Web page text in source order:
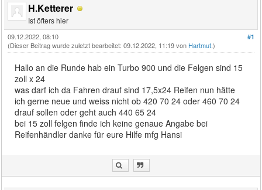
H.Ketterer
Ist öfters hier
#1
09.12.2022, 08:10
(Dieser Beitrag wurde zuletzt bearbeitet: 09.12.2022, 11:19 von Hartmut.)
Hallo an die Runde hab ein Turbo 900 und die Felgen sind 15
zoll x 24
was darf ich da Fahren drauf sind 17,5x24 Reifen nun hätte
ich gerne neue und weiss nicht ob 420 70 24 oder 460 70 24
drauf sollen oder geht auch 440 65 24
bei 15 zoll felgen finde ich keine genaue Angabe bei
Reifenhändler danke für eure Hilfe mfg Hansi